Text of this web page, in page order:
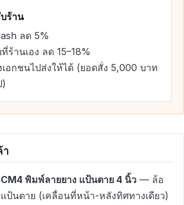
ร้าน
ลด 5%
ร้านเอง ลด 15–18%
อกชนไปส่งให้ได้ (ยอดสั่ง 5,000 บาท
พิมพ์ลายยาง แป้นตาย 4 นิ้ว— ล้อ
ป้นตาย (เคลื่อนที่หน้า-หลังทิศทางเดียว)